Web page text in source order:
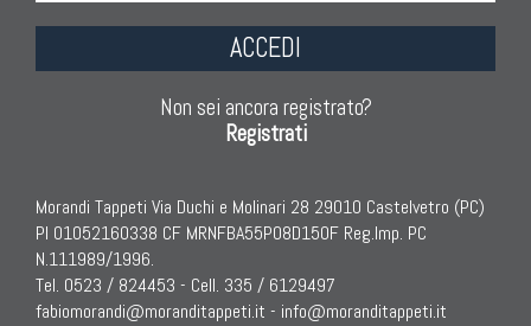
ACCEDI
Non sei ancora registrato?
Registrati
Morandi Tappeti Via Duchi e Molinari 28 29010 Castelvetro (PC)
PI 01052160338 CF MRNFBA55P08D150F Reg.Imp. PC
N.111989/1996.
Tel. 0523 / 824453 - Cell. 335 / 6129497
fabiomorandi@moranditappeti.it - info@moranditappeti.it